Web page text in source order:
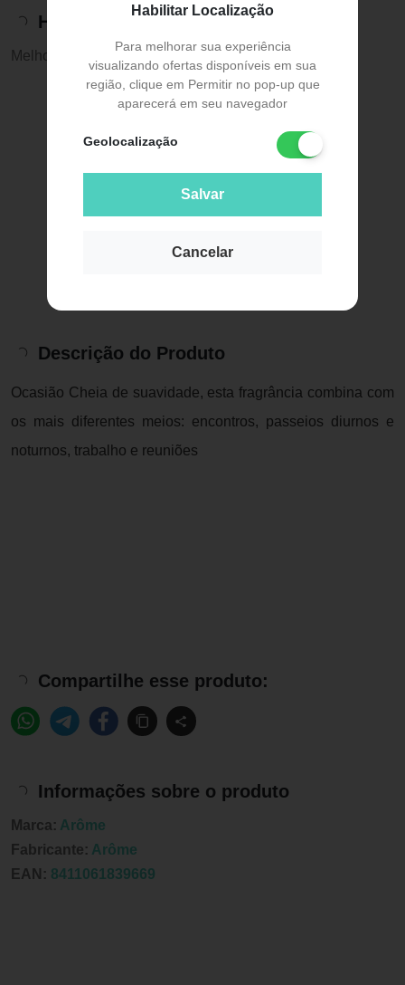
Habilitar Localização
Para melhorar sua experiência
visualizando ofertas disponíveis em sua
região, clique em Permitir no pop-up que
aparecerá em seu navegador
Geolocalização
Salvar
Cancelar
Histórico de preços
Melhor preço: R$ 167,46
Descrição do Produto
Ocasião Cheia de suavidade, esta fragrância combina com
os mais diferentes meios: encontros, passeios diurnos e
noturnos, trabalho e reuniões
Compartilhe esse produto:
Informações sobre o produto
Marca: Arôme
Fabricante: Arôme
EAN: 8411061839669